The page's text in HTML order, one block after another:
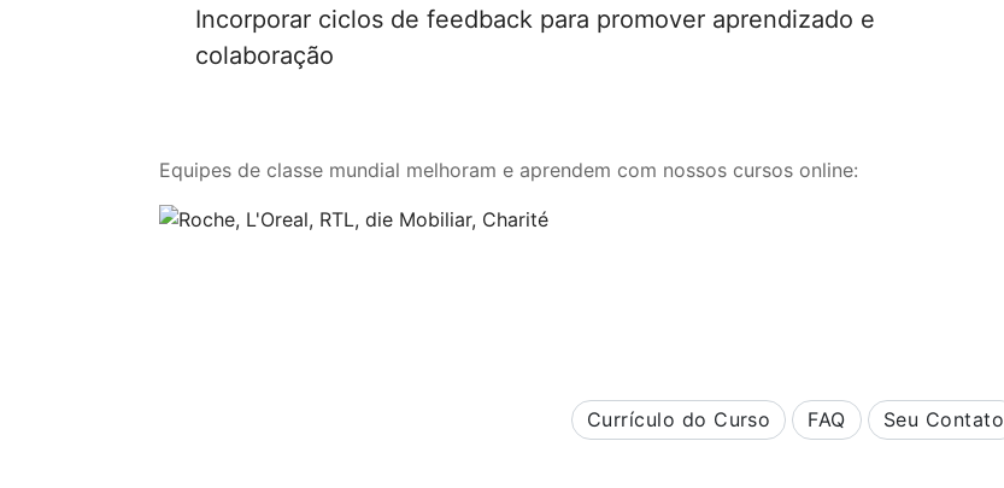
Incorporar ciclos de feedback para promover aprendizado e
colaboração
Equipes de classe mundial melhoram e aprendem com nossos cursos online:
Currículo do Curso FAQ Seu Contato